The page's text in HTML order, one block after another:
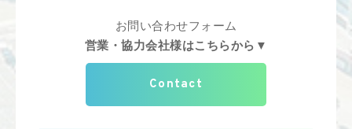
お問い合わせフォーム
営業・協力会社様はこちらから▼
Contact